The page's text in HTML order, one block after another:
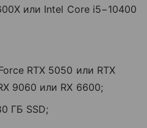
или Intel Core i5−10400
RTX 5050 или RTX
9060 или RX 6600;
ГБ SSD;